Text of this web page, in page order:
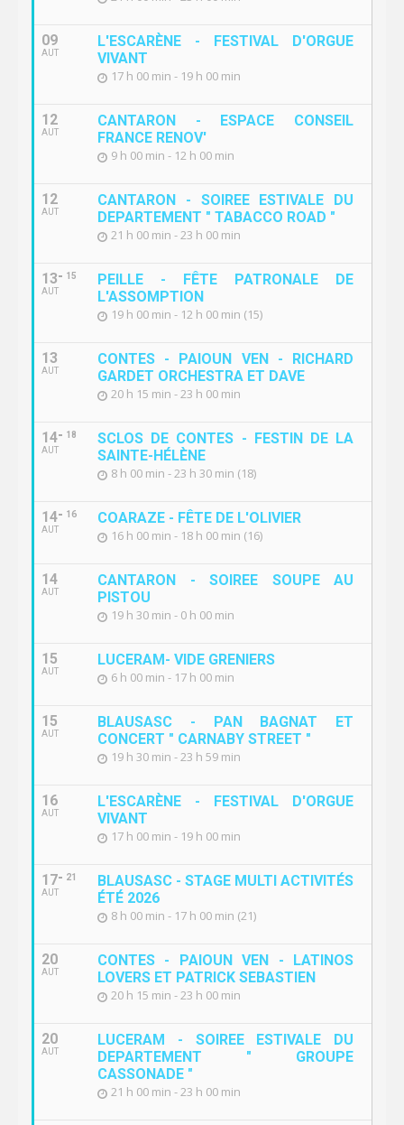
09
AUT
L'ESCARÈNE - FESTIVAL D'ORGUE
VIVANT
17 h 00 min - 19 h 00 min
12
AUT
CANTARON - ESPACE CONSEIL
FRANCE RENOV'
9 h 00 min - 12 h 00 min
12
AUT
CANTARON - SOIREE ESTIVALE DU
DEPARTEMENT " TABACCO ROAD "
21 h 00 min - 23 h 00 min
13
AUT
15
PEILLE - FÊTE PATRONALE DE
L'ASSOMPTION
19 h 00 min - 12 h 00 min (15)
13
AUT
CONTES - PAIOUN VEN - RICHARD
GARDET ORCHESTRA ET DAVE
20 h 15 min - 23 h 00 min
14
AUT
18
SCLOS DE CONTES - FESTIN DE LA
SAINTE-HÉLÈNE
8 h 00 min - 23 h 30 min (18)
14
AUT
16 COARAZE - FÊTE DE L'OLIVIER
16 h 00 min - 18 h 00 min (16)
14
AUT
CANTARON - SOIREE SOUPE AU
PISTOU
19 h 30 min - 0 h 00 min
15
AUT
LUCERAM- VIDE GRENIERS
6 h 00 min - 17 h 00 min
15
AUT
BLAUSASC - PAN BAGNAT ET
CONCERT " CARNABY STREET "
19 h 30 min - 23 h 59 min
16
AUT
L'ESCARÈNE - FESTIVAL D'ORGUE
VIVANT
17 h 00 min - 19 h 00 min
17
AUT
21
BLAUSASC - STAGE MULTI ACTIVITÉS
ÉTÉ 2026
8 h 00 min - 17 h 00 min (21)
20
AUT
CONTES - PAIOUN VEN - LATINOS
LOVERS ET PATRICK SEBASTIEN
20 h 15 min - 23 h 00 min
20
AUT
LUCERAM - SOIREE ESTIVALE DU
DEPARTEMENT " GROUPE
CASSONADE "
21 h 00 min - 23 h 00 min